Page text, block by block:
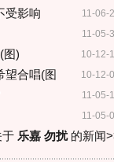
11-06-
受影响
11-05-
10-12-
图)
10-12-
望合唱(图
11-05-
11-05-
于 乐嘉 勿扰的新闻